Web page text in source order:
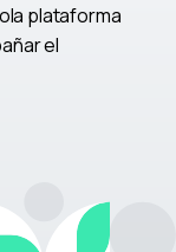
plataforma
el